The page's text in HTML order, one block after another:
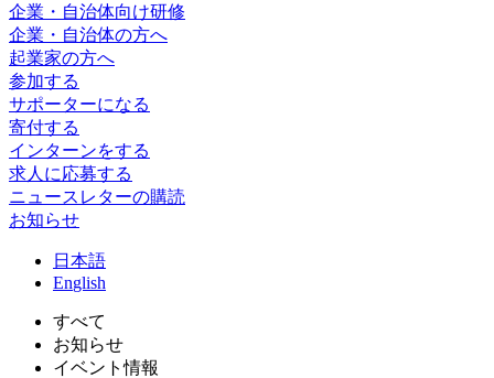
企業・自治体向け研修
企業・自治体の方へ
起業家の方へ
参加する
サポーターになる
寄付する
インターンをする
求人に応募する
ニュースレターの購読
お知らせ
日 本語
English
すべて
お知らせ
イベント情報